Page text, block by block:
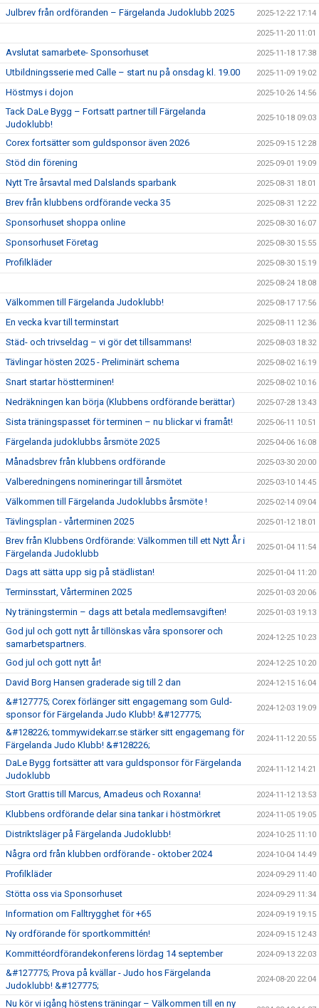
Julbrev från ordföranden – Färgelanda Judoklubb 2025 2025-12-22 17:14
2025-11-20 11:01
Avslutat samarbete- Sponsorhuset 2025-11-18 17:38
Utbildningsserie med Calle – start nu på onsdag kl. 19.00 2025-11-09 19:02
Höstmys i dojon 2025-10-26 14:56
Tack DaLe Bygg – Fortsatt partner till Färgelanda
Judoklubb!
2025-10-18 09:03
Corex fortsätter som guldsponsor även 2026 2025-09-15 12:28
Stöd din förening 2025-09-01 19:09
Nytt Tre årsavtal med Dalslands sparbank 2025-08-31 18:01
Brev från klubbens ordförande vecka 35 2025-08-31 12:22
Sponsorhuset shoppa online 2025-08-30 16:07
Sponsorhuset Företag 2025-08-30 15:55
Profilkläder 2025-08-30 15:19
2025-08-24 18:08
Välkommen till Färgelanda Judoklubb! 2025-08-17 17:56
En vecka kvar till terminstart 2025-08-11 12:36
Städ- och trivseldag – vi gör det tillsammans! 2025-08-03 18:32
Tävlingar hösten 2025 - Preliminärt schema 2025-08-02 16:19
Snart startar höstterminen! 2025-08-02 10:16
Nedräkningen kan börja (Klubbens ordförande berättar) 2025-07-28 13:43
Sista träningspasset för terminen – nu blickar vi framåt! 2025-06-11 10:51
Färgelanda judoklubbs årsmöte 2025 2025-04-06 16:08
Månadsbrev från klubbens ordförande 2025-03-30 20:00
Valberedningens nomineringar till årsmötet 2025-03-10 14:45
Välkommen till Färgelanda Judoklubbs årsmöte ! 2025-02-14 09:04
Tävlingsplan - vårterminen 2025 2025-01-12 18:01
Brev från Klubbens Ordförande: Välkommen till ett Nytt År i
Färgelanda Judoklubb
2025-01-04 11:54
Dags att sätta upp sig på städlistan! 2025-01-04 11:20
Terminsstart, Vårterminen 2025 2025-01-03 20:06
Ny träningstermin – dags att betala medlemsavgiften! 2025-01-03 19:13
God jul och gott nytt år tillönskas våra sponsorer och
samarbetspartners.
2024-12-25 10:23
God jul och gott nytt år! 2024-12-25 10:20
David Borg Hansen graderade sig till 2 dan 2024-12-15 16:04
&#127775; Corex förlänger sitt engagemang som Guld-
sponsor för Färgelanda Judo Klubb! &#127775;
2024-12-03 19:09
&#128226; tommywidekarr.se stärker sitt engagemang för
Färgelanda Judo Klubb! &#128226;
2024-11-12 20:55
DaLe Bygg fortsätter att vara guldsponsor för Färgelanda
Judoklubb
2024-11-12 14:21
Stort Grattis till Marcus, Amadeus och Roxanna! 2024-11-12 13:53
Klubbens ordförande delar sina tankar i höstmörkret 2024-11-05 19:05
Distriktsläger på Färgelanda Judoklubb! 2024-10-25 11:10
Några ord från klubben ordförande - oktober 2024 2024-10-04 14:49
Profilkläder 2024-09-29 11:40
Stötta oss via Sponsorhuset 2024-09-29 11:34
Information om Falltrygghet för +65 2024-09-19 19:15
Ny ordförande för sportkommittén! 2024-09-15 12:43
Kommittéordförandekonferens lördag 14 september 2024-09-13 22:03
&#127775; Prova på kvällar - Judo hos Färgelanda
Judoklubb! &#127775;
2024-08-20 22:04
Nu kör vi igång höstens träningar – Välkommen till en ny